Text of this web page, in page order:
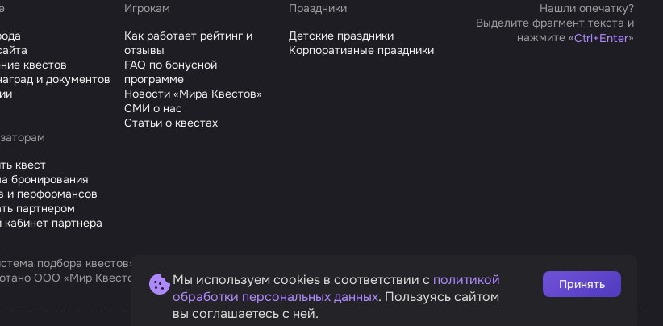
квестов
и документов
Игрокам
Как работает рейтинг и
отзывы
FAQ по бонусной
программе
Новости «Мира Квестов»
СМИ о нас
Статьи о квестах
Праздники
Детские праздники
Корпоративные праздники
квест
бронирования
и перформансов
партнером
партнера
Нашли опечатку?
Выделите фрагмент текста и
нажмите «Ctrl+Enter»
подбора квестов»
ООО «Мир Квестов С», ИНН 9725168751Мы используем cookies в соответствии с политикой
обработки персональных данных. Пользуясь сайтом
вы соглашаетесь с ней.
Принять